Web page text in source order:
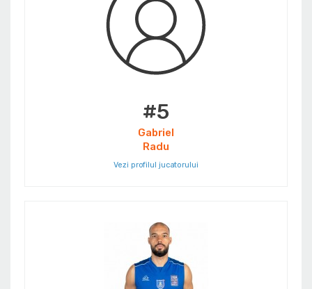
#5
Gabriel
Radu
Vezi profilul jucatorului